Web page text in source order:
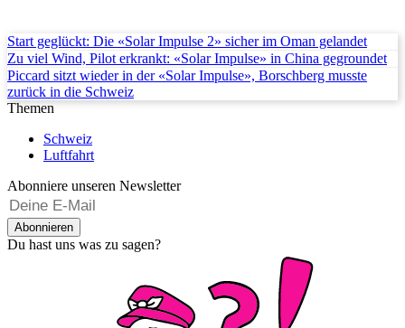
Start geglückt: Die «Solar Impulse 2» sicher im Oman gelandet
Zu viel Wind, Pilot erkrankt: «Solar Impulse» in China gegroundet
Piccard sitzt wieder in der «Solar Impulse», Borschberg musste
zurück in die Schweiz
Themen
Schweiz
Luftfahrt
Abonniere unseren Newsletter
Abonnieren
Du hast uns was zu sagen?